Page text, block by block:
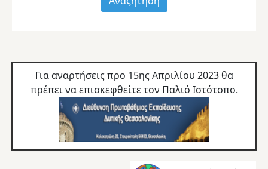
Για αναρτήσεις προ 15ης Απριλίου 2023 θα
πρέπει να επισκεφθείτε τον Παλιό Ιστότοπο.